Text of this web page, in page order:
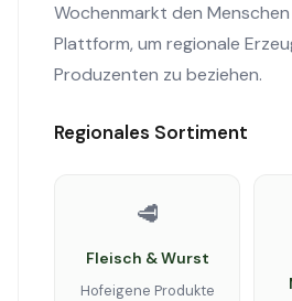
Wochenmarkt den
Plattform, um regionale
Produzenten zu beziehen.
Regionales Sortiment
🥩
Fleisch & Wurst
Hofeigene Produkte